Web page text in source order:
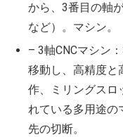
から、3番目の軸
など）。マシン。
– 3軸CNCマシン
移動し、高精度と
作、ミリングスロ
れている多用途の
先の切断。